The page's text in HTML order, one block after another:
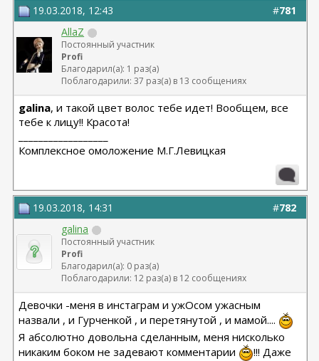
#781
19.03.2018, 12:43
AllaZ
Постоянный участник
Profi
Благодарил(а): 1 раз(а)
Поблагодарили: 37 раз(а) в 13 сообщениях
galina, и такой цвет волос тебе идет! Вообщем, все
тебе к лицу!! Красота!
Комплексное омоложение М.Г.Левицкая
#782
19.03.2018, 14:31
galina
Постоянный участник
Profi
Благодарил(а): 0 раз(а)
Поблагодарили: 12 раз(а) в 12 сообщениях
Девочки -меня в инстаграм и ужОсом ужасным
назвали , и Гурченкой , и перетянутой , и мамой....
Я абсолютно довольна сделанным, меня нисколько
никаким боком не задевают комментарии
!!! Даже